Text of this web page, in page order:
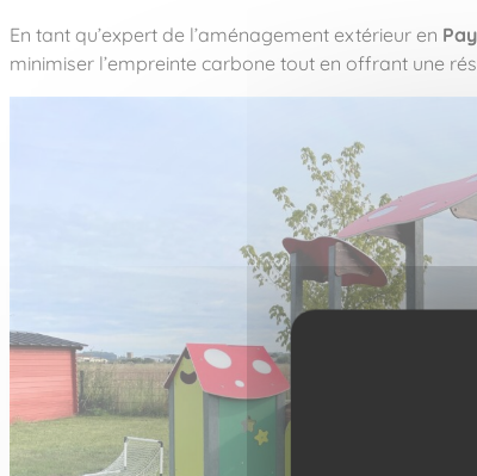
En tant qu’expert de l’aménagement extérieur en
minimiser l’empreinte carbone tout en offrant une